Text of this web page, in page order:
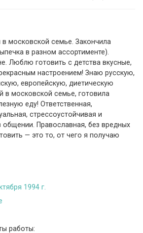
московской семье. Закончила
в разном ассортименте).
Люблю готовить с детства вкусные,
настроением! Знаю русскую,
европейскую, диетическую
в московской семье, готовила
еду! Ответственная,
стрессоустойчивая и
общении. Православная, без вредных
— это то, от чего я получаю
1994 г.
работы: